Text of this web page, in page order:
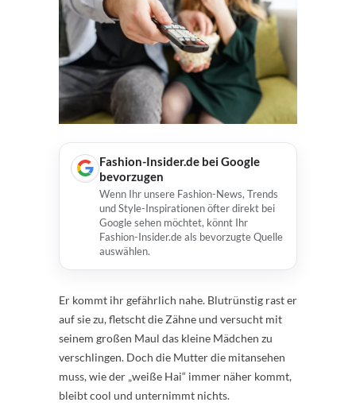
Fashion-Insider.de bei Google
bevorzugen
Wenn Ihr unsere Fashion-News, Trends
und Style-Inspirationen öfter direkt bei
Google sehen möchtet, könnt Ihr
Fashion-Insider.de als bevorzugte Quelle
auswählen.
Er kommt ihr gefährlich nahe. Blutrünstig rast er
auf sie zu, fletscht die Zähne und versucht mit
seinem großen Maul das kleine Mädchen zu
verschlingen. Doch die Mutter die mitansehen
muss, wie der „weiße Hai“ immer näher kommt,
bleibt cool und unternimmt nichts.